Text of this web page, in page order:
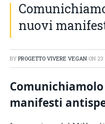
nuovi
BY PROGETTO VIVERE VEGAN ON 23
manifesti